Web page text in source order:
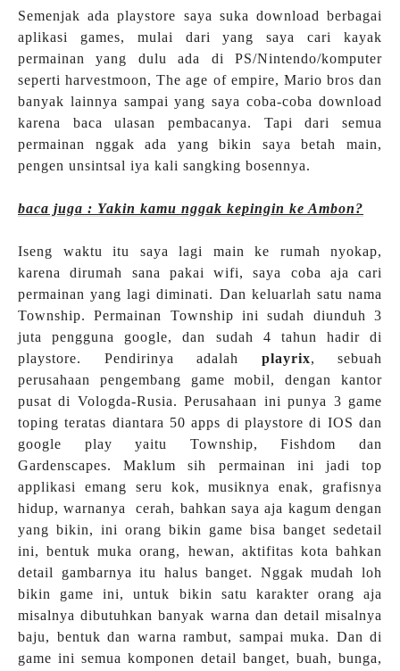
Semenjak ada playstore saya suka download berbagai
aplikasi games, mulai dari yang saya cari kayak
permainan yang dulu ada di PS/Nintendo/komputer
seperti harvestmoon, The age of empire, Mario bros dan
banyak lainnya sampai yang saya coba-coba download
karena baca ulasan pembacanya. Tapi dari semua
permainan nggak ada yang bikin saya betah main,
pengen unsintsal iya kali sangking bosennya.
baca juga : Yakin kamu nggak kepingin ke Ambon?
Iseng waktu itu saya lagi main ke rumah nyokap,
karena dirumah sana pakai wifi, saya coba aja cari
permainan yang lagi diminati. Dan keluarlah satu nama
Township. Permainan Township ini sudah diunduh 3
juta pengguna google, dan sudah 4 tahun hadir di
playstore. Pendirinya adalah playrix, sebuah
perusahaan pengembang game mobil, dengan kantor
pusat di Vologda-Rusia. Perusahaan ini punya 3 game
toping teratas diantara 50 apps di playstore di IOS dan
google play yaitu Township, Fishdom dan
Gardenscapes. Maklum sih permainan ini jadi top
applikasi emang seru kok, musiknya enak, grafisnya
hidup, warnanya cerah, bahkan saya aja kagum dengan
yang bikin, ini orang bikin game bisa banget sedetail
ini, bentuk muka orang, hewan, aktifitas kota bahkan
detail gambarnya itu halus banget. Nggak mudah loh
bikin game ini, untuk bikin satu karakter orang aja
misalnya dibutuhkan banyak warna dan detail misalnya
baju, bentuk dan warna rambut, sampai muka. Dan di
game ini semua komponen detail banget, buah, bunga,